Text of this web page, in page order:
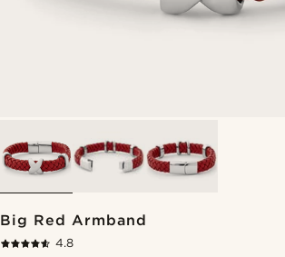
Big Red Armband
4.8